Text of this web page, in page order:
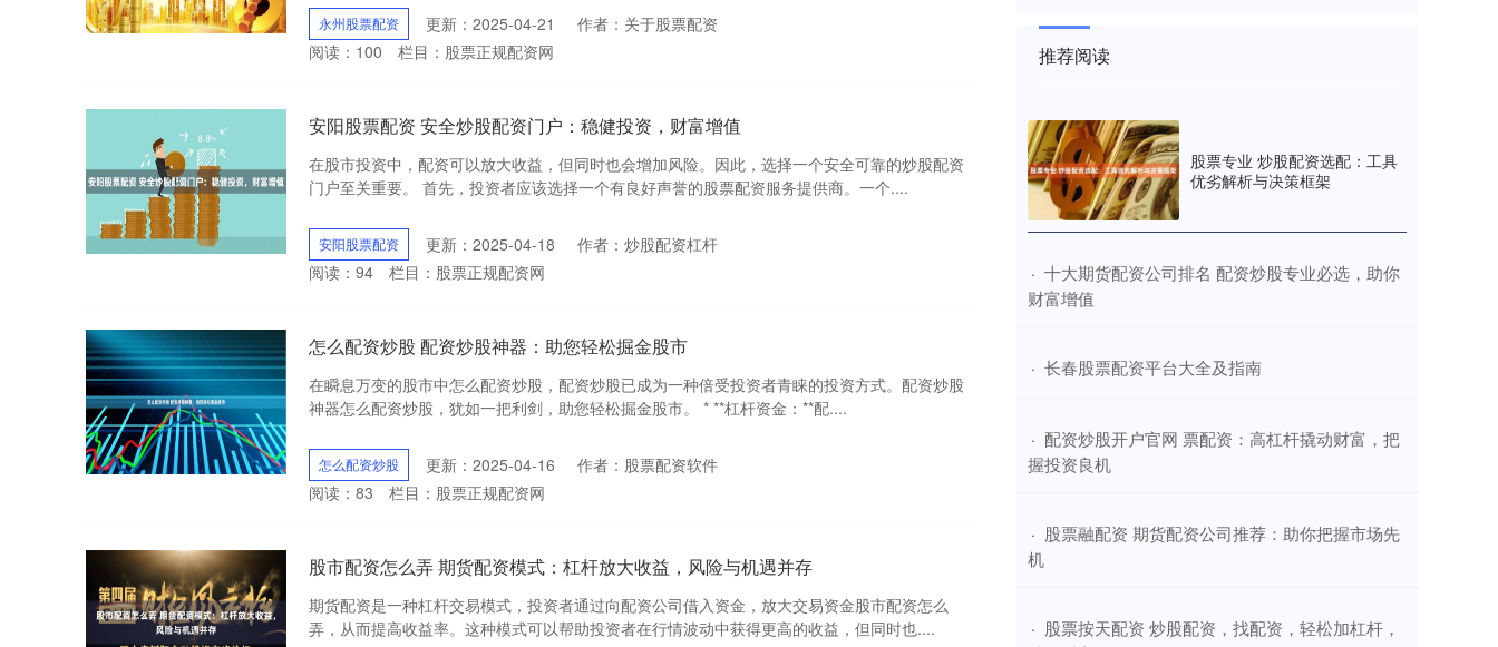
永州股票配资 更新：2025-04-21
作者：关于股票配资
阅读： 100 栏目： 股票正规配资网
安阳股票配资 安全炒股配资门户：稳健投资，财富增值
在股市投资中，配资可以放大收益，但同时也会增加风险。因此，选择一个安全可靠的炒股配资
门户至关重要。 首先，投资者应该选择一个有良好声誉的股票配资服务提供商。一个....
安阳股票配资 更新：2025-04-18
作者：炒股配资杠杆
阅读： 94 栏目： 股票正规配资网
怎么配资炒股 配资炒股神器：助您轻松掘金股市
在瞬息万变的股市中怎么配资炒股，配资炒股已成为一种倍受投资者青睐的投资方式。配资炒股
神器怎么配资炒股，犹如一把利剑，助您轻松掘金股市。 * **杠杆资金：**配....
怎么配资炒股 更新：2025-04-16
作者：股票配资软件
阅读： 83 栏目： 股票正规配资网
股市配资怎么弄 期货配资模式：杠杆放大收益，风险与机遇并存
期货配资是一种杠杆交易模式，投资者通过向配资公司借入资金，放大交易资金股市配资怎么
弄，从而提高收益率。这种模式可以帮助投资者在行情波动中获得更高的收益，但同时也....
推荐阅读
股票专业 炒股配资选配：工具
优劣解析与决策框架
· ​十大期货配资公司排名 配资炒股专业必选，助你
财富增值
· ​长春股票配资平台大全及指南
· ​配资炒股开户官网 票配资：高杠杆撬动财富，把
握投资良机
· ​股票融配资 期货配资公司推荐：助你把握市场先
机
· ​股票按天配资 炒股配资，找配资，轻松加杠杆，